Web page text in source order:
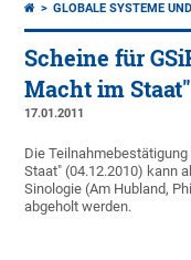
GLOBALE SYSTEME
Scheine für
Macht im
17.01.2011
Die
Staat" (04.12.2010) kann
Sinologie (Am Hubland,
abgeholt werden.